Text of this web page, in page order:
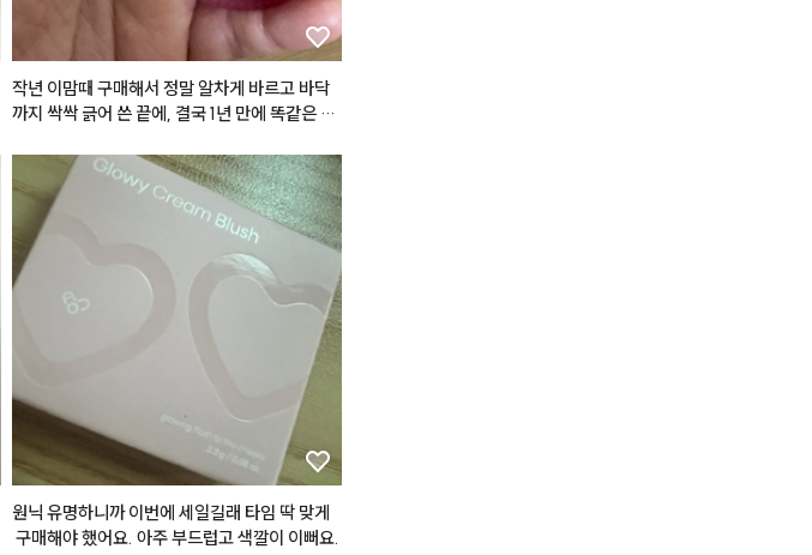
작년 이맘때 구매해서 정말 알차게 바르고 바닥
까지 싹싹 긁어 쓴 끝에, 결국 1년 만에 똑같은 제
을 거쳐 갔지만 결국 다시 이 제품을 찾게 된 건
대체 불가능한 독보적인 제품력 때문입니다.
처음 쓰던 제품을 1년 동안 꾸준히 사용하면서도
질리거나 변질되는 느낌 없이 마지막까지 입술
편안하게 잘 썼는데, 재구매한 새제품을 뜯어보
니 역시 그 보송하고 포슬한 감성이 그대로네요.
뻑뻑하거나 건조하게 조여오는 매트 립이 아니
라, 입술 주름을 부드럽게 메워주며 블러 처리를
한 듯 뽀얗게 표현되는 텍스처는 여전히 감탄스
럽습니다.
특히 톤에 구애받지 않고 자연스럽게 스며드는
감각적인 컬러감 덕분에 대충 툭툭 발라도 과하
지 않은 분위기가 연출되고, 바쁜 날엔 립과 치크
를 한 번에 해결하는 용도로 정말 유용하게 잘 쓰
고 있습니다. 1년 동안 직접 써보고 결국 내돈내
산으로 다시 돌아올 만큼 만족도가 높은 제품이
원닉 유명하니까 이번에 세일길래 타임 딱 맞게
구매해야 했어요. 아주 부드럽고 색깔이 이뻐요.